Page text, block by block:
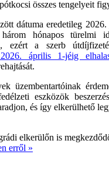
összes tengelyeit
dátuma eredetileg
hónapos türelmi
ezért a szerb
április 1-jéig
üzembentartóinak
eszközök
és így elkerülhető
elkerülőn is
erről »